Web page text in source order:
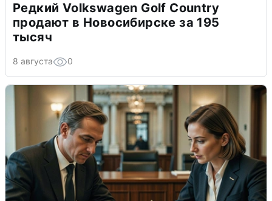
Редкий Volkswagen Golf Country
продают в Новосибирске за 195
тысяч
8 августа 0